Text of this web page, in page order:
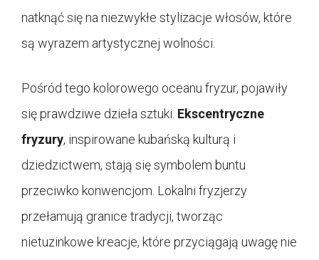
natknąć się na niezwykłe stylizacje włosów, które
są wyrazem artystycznej wolności.
Pośród tego kolorowego oceanu fryzur, pojawiły
się prawdziwe dzieła sztuki. Ekscentryczne
fryzury, inspirowane kubańską kulturą i
dziedzictwem, stają się symbolem buntu
przeciwko konwencjom. Lokalni fryzjerzy
przełamują granice tradycji, tworząc
nietuzinkowe kreacje, które przyciągają uwagę nie